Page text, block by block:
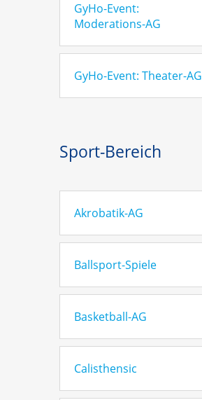
GyHo-Event:
Moderations-AG
GyHo-Event: Theater-AG
Sport-Bereich
Akrobatik-AG
Ballsport-Spiele
Basketball-AG
Calisthensic